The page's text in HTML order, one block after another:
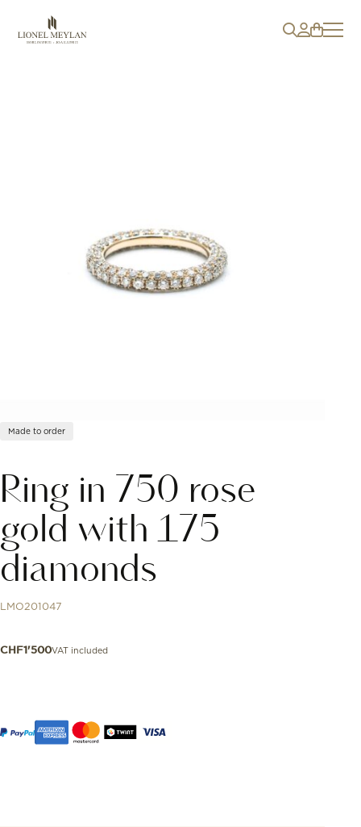
Made to order
Ring in 750 rose
gold with 175
diamonds
LMO201047
CHF1'500VAT included